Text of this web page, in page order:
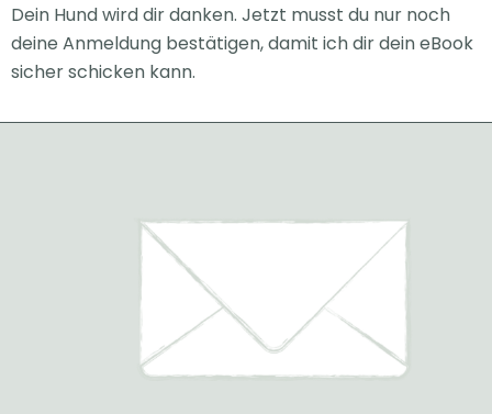
Dein Hund wird dir danken. Jetzt musst du nur noch
deine Anmeldung bestätigen, damit ich dirdein eBook
sicher schicken kann.